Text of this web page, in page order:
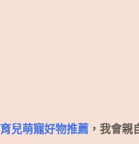
兒萌寵好物推薦 ，我會親